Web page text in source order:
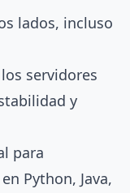
lados, incluso
servidores
y
para
Python, Java,